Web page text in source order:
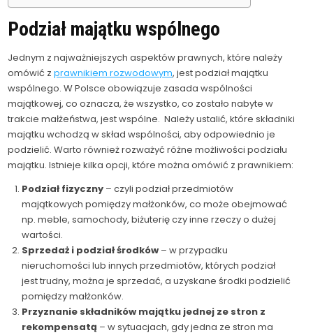
Podział majątku wspólnego
Jednym z najważniejszych aspektów prawnych, które należy
omówić zprawnikiem rozwodowym, jest podział majątku
wspólnego. W Polsce obowiązuje zasada wspólności
majątkowej, co oznacza, że wszystko, co zostało nabyte w
trakcie małżeństwa, jest wspólne. Należy ustalić, które składniki
majątku wchodzą w skład wspólności, aby odpowiednio je
podzielić. Warto również rozważyć różne możliwości podziału
majątku. Istnieje kilka opcji, które można omówić z prawnikiem:
Podział fizyczny – czyli podział przedmiotów
majątkowych pomiędzy małżonków, co może obejmować
np. meble, samochody, biżuterię czy inne rzeczy o dużej
wartości.
Sprzedaż i podział środków – w przypadku
nieruchomości lub innych przedmiotów, których podział
jest trudny, można je sprzedać, a uzyskane środki podzielić
pomiędzy małżonków.
Przyznanie składników majątku jednej ze stron z
rekompensatą – w sytuacjach, gdy jedna ze stron ma